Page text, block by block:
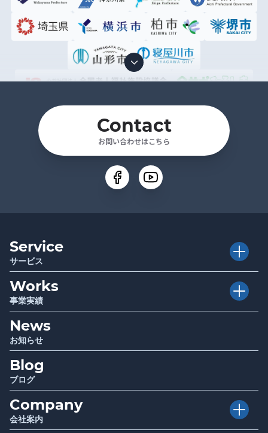
Contact
お問い合わせはこちら
Service
サービス
Executive Club
Club TRAPE クラブトラピ
Sociwell
Infrastructure
Works
事業実績
Project
Seminar 講演 / セミナー
Report
News
お知らせ
Blog
ブログ
Company
会社案内